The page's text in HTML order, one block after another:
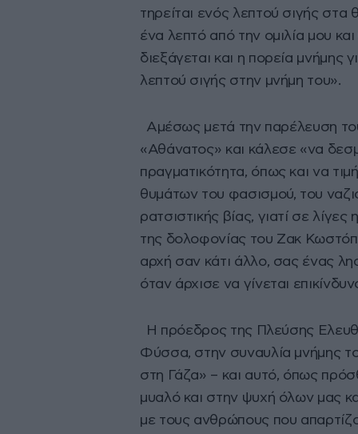
τηρείται ενός λεπτού σιγής
ένα λεπτό από την ομιλία μου
διεξάγεται και η πορεία
λεπτού σιγής στην μνήμη του».
Αμέσως μετά την παρέλευση
«Αθάνατος» και κάλεσε «να
πραγματικότητα, όπως και να
θυμάτων του φασισμού, του
ρατσιστικής βίας, γιατί σε
της δολοφονίας του Ζακ
αρχή σαν κάτι άλλο, σας ένας
όταν άρχισε να γίνεται
Η πρόεδρος της Πλεύσης
Φύσσα, στην συναυλία μνήμης
στη Γάζα» – και αυτό, όπως
μυαλό και στην ψυχή όλων μας
με τους ανθρώπους που